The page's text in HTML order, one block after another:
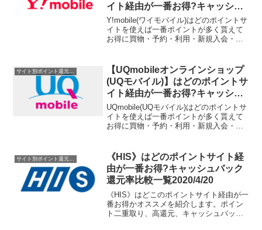
イト経由が一番お得?キャッシュ
バック還元率比較一覧2020/4/18
Y!mobile(ワイモバイル)はどのポイントサ
イトを使えば一番ポイントが多く貰えて
お得に買物・予約・利用・新規入会・会
アでの端末購入でポイントが貯まるポイ
ントサイトは...
サイト別ポイント還元率一覧
【UQmobileオンラインショップ
(UQモバイル)】はどのポイントサ
イト経由が一番お得?キャッシュ
バック還元率比較一覧2020/4/18
UQmobile(UQモバイル)はどのポイントサ
イトを使えば一番ポイントが多く貰えて
お得に買物・予約・利用・新規入会・会
での端末購入でポイントが貯まるポイン
ト...
《HIS》はどのポイントサイト経
由が一番お得?キャッシュバック
還元率比較一覧2020/4/20
《HIS》はどこのポイントサイト経由が一
番お得かオススメを紹介します。ポイン
ト二重取り、高還元、キャッシュバック